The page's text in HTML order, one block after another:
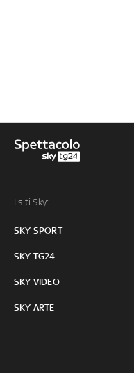
I siti Sky:
SKY SPORT
SKY TG24
SKY VIDEO
SKY ARTE